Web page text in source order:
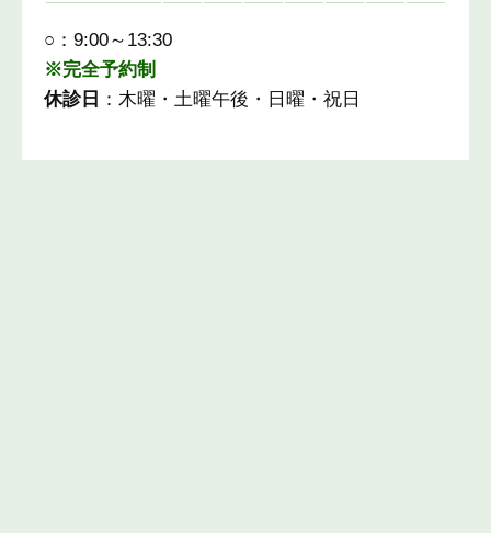
○：9:00～13:30
※完全予約制
休診日 ：木曜・土曜午後・日曜・祝日